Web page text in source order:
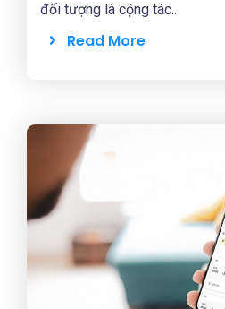
đối tượng là cộng tác..
Read More